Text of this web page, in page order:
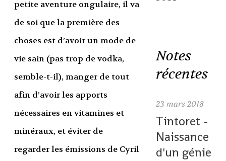
petite aventure ongulaire, il va
de soi que la première des
choses est d’avoir un mode de
vie sain (pas trop de vodka,
semble-t-il), manger de tout
afin d’avoir les apports
nécessaires en vitamines et
minéraux, et éviter de
regarder les émissions de Cyril
Notes
récentes
23 mars 2018
Tintoret -
Naissance
d'un génie